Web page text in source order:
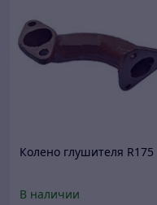
Колено глушителя R175
В наличии